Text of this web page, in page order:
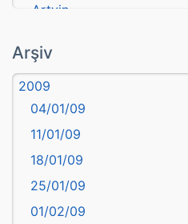
Artvin
Aydın
Balıkesir
Bartın
başkentler
Batman
Bayburt
Bilecik
Arşiv
2009
04/01/09
11/01/09
18/01/09
25/01/09
01/02/09